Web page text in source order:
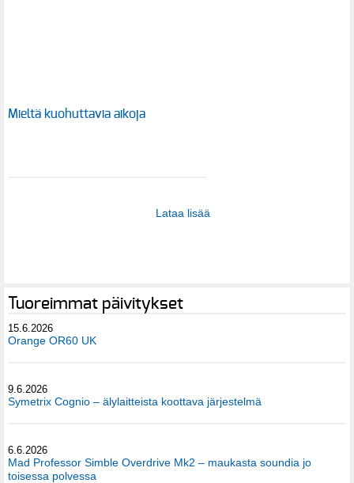
Mieltä kuohuttavia aikoja
Lataa lisää
Tuoreimmat päivitykset
15.6.2026
Orange OR60 UK
9.6.2026
Symetrix Cognio – älylaitteista koottava järjestelmä
6.6.2026
Mad Professor Simble Overdrive Mk2 – maukasta soundia jo
toisessa polvessa